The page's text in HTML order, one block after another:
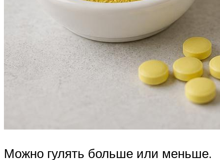
Можно гулять больше или меньше.